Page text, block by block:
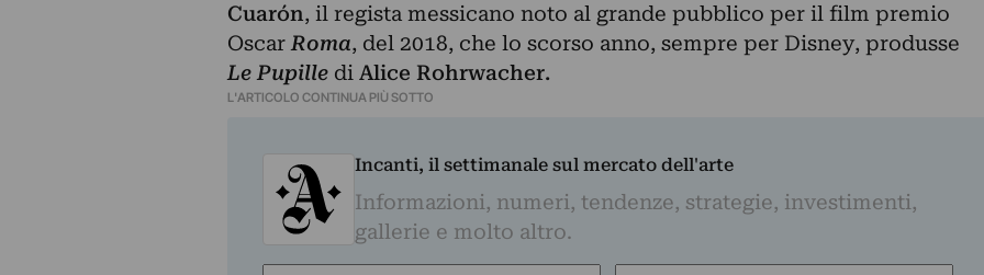
Cuarón, il regista messicano noto al grande pubblico per il film premio
OscarRoma, del 2018, che lo scorso anno, sempre per Disney, produsse
Le Pupilledi Alice Rohrwacher.
L'ARTICOLO CONTINUA PIÙ SOTTO
Incanti, il settimanale sul mercato dell'arte
Informazioni, numeri, tendenze, strategie, investimenti,
gallerie e molto altro.